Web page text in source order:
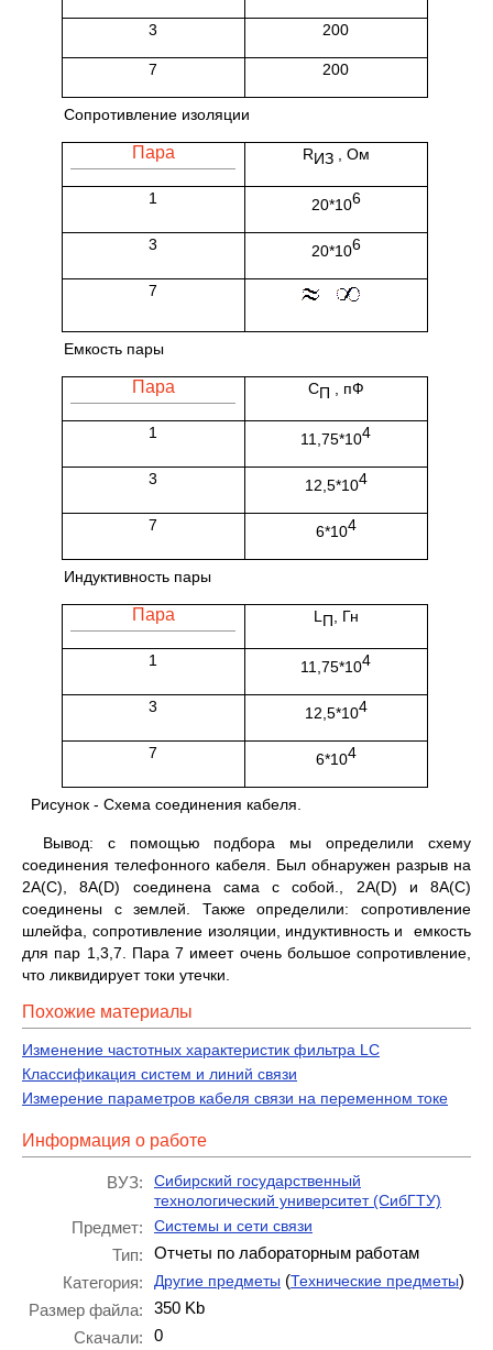
3 200
7 200
Сопротивление изоляции
Пара RИЗ, Ом
1 20*106
3 20*106
7
Емкость пары
Пара СП , пФ
1 11,75*104
3 12,5*104
7 6*104
Индуктивность пары
Пара L П , Гн
1 11,75*104
3 12,5*104
7 6*104
Рисунок - Схема соединения кабеля.
Вывод: с помощью подбора мы определили схему
соединения телефонного кабеля. Был обнаружен разрыв на
2А(С), 8А(D) соединена сама с собой., 2А(D) и 8А(С)
соединены с землей. Также определили: сопротивление
шлейфа, сопротивление изоляции, индуктивность и емкость
для пар 1,3,7. Пара 7 имеет очень большое сопротивление,
что ликвидирует токи утечки.
Похожие материалы
Изменение частотных характеристик фильтра LC
Классификация систем и линий связи
Измерение параметров кабеля связи на переменном токе
Информация о работе
ВУЗ:
Сибирский государственный
технологический университет (СибГТУ)
Предмет: Системы и сети связи
Тип:
Отчеты по лабораторным работам
Категория:
Другие предметы (Технические предметы)
Размер файла:
350 Kb
Скачали:
0